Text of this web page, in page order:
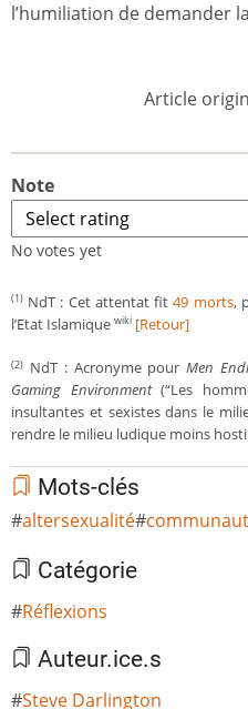
l’humiliation de demander
Article
Note
No votes yet
(1) NdT : Cet attentat fit49 morts,
l’Etat Islamique wiki [Retour]
(2) NdT : Acronyme pourMen
Gaming Environment(“Les
insultantes et sexistes dans le
rendre le milieu ludique moins
Mots-clés
altersexualité
Catégorie
Réflexions
Auteur.ice.s
Steve Darlington